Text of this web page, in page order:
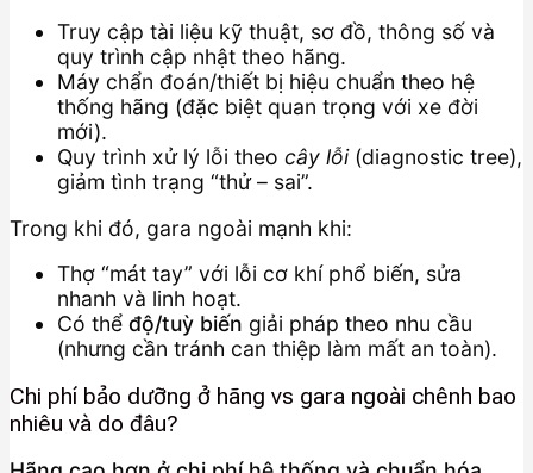
Truy cập tài liệu kỹ thuật, sơ đồ, thông số và
quy trình cập nhật theo hãng.
Máy chẩn đoán/thiết bị hiệu chuẩn theo hệ
thống hãng (đặc biệt quan trọng với xe đời
mới).
Quy trình xử lý lỗi theo cây lỗi(diagnostic tree),
giảm tình trạng “thử – sai”.
Trong khi đó, gara ngoài mạnh khi:
Thợ “mát tay” với lỗi cơ khí phổ biến, sửa
nhanh và linh hoạt.
Có thể độ/tuỳ biến giải pháp theo nhu cầu
(nhưng cần tránh can thiệp làm mất an toàn).
Chi phí bảo dưỡng ở hãng vs gara ngoài chênh bao
nhiêu và do đâu?